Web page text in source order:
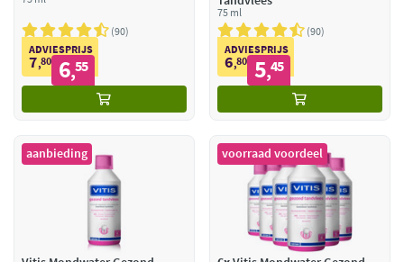
90
ADVIESPRIJS
7,80 6,55
75 ml
90
ADVIESPRIJS
6,80 5,45
aanbieding voorraad voordeel